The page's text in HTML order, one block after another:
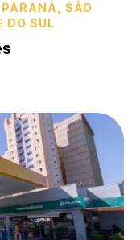
SÃO
DO SUL